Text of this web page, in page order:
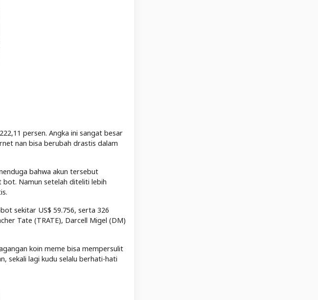
persen. Angka ini sangat besar
nan bisa berubah drastis dalam
bahwa akun tersebut
bot. Namun setelah diteliti lebih
sekitar US$ 59.756, serta 326
Tate (TRATE), Darcell Migel (DM)
koin meme bisa mempersulit
sekali lagi kudu selalu berhati-hati